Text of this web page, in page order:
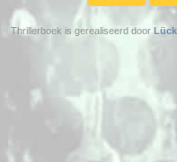
Thrillerboek is gerealiseerd door